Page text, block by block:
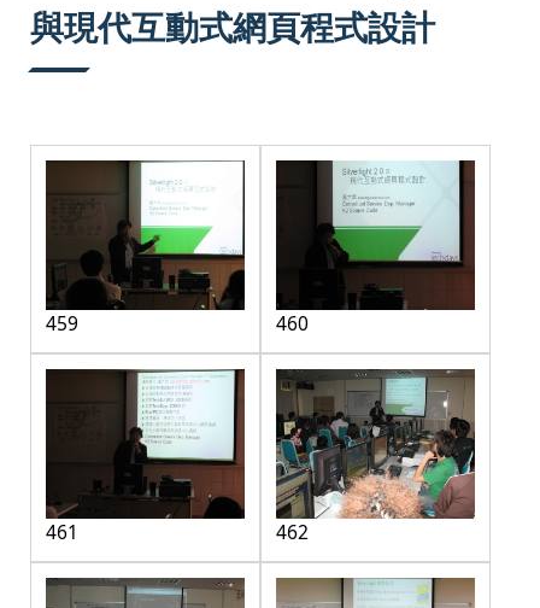
與現代互動式網頁程式設計
459 460
461 462